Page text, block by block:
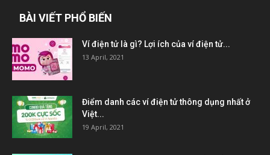
BÀI VIẾT PHỔ BIẾN
Ví điện tử là gì? Lợi ích của ví điện tử...
13 April, 2021
Điểm danh các ví điện tử thông dụng nhất ở
Việt...
19 April, 2021